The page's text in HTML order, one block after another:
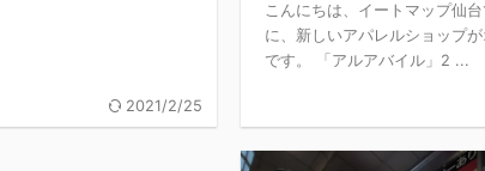
2021/2/25
こんにちは、イートマップ仙
に、新しいアパレルショップ
です。 「アルアバイル」2 ...